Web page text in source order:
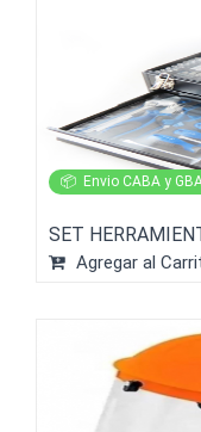
📦 Envio CABA y
SET
Agregar al